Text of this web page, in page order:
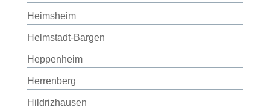
Heimsheim
Helmstadt-Bargen
Heppenheim
Herrenberg
Hildrizhausen